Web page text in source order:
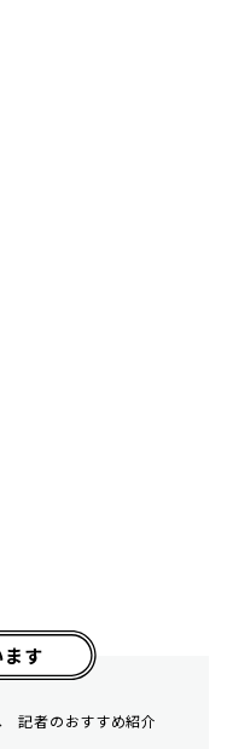
す
記者のおすすめ紹介